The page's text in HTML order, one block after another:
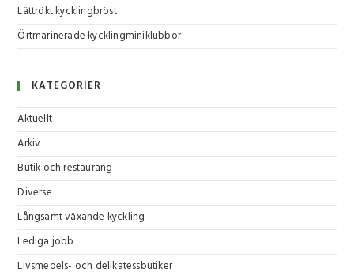
Lättrökt kycklingbröst
Örtmarinerade kycklingminiklubbor
KATEGORIER
Aktuellt
Arkiv
Butik och restaurang
Diverse
Långsamt växande kyckling
Lediga jobb
Livsmedels- och delikatessbutiker